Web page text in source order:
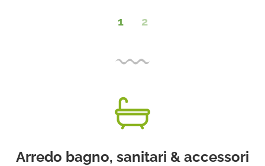
1 2
Arredo bagno, sanitari & accessori